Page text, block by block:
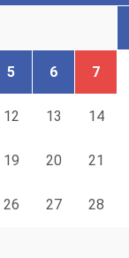
5 6 7
12 13 14
19 20 21
26 27 28